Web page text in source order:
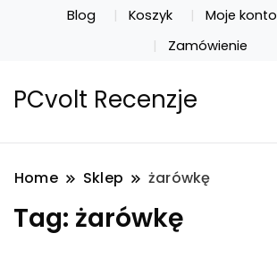
Blog Koszyk Moje konto
Zamówienie
PCvolt Recenzje
Home Sklep żarówkę
Tag: żarówkę